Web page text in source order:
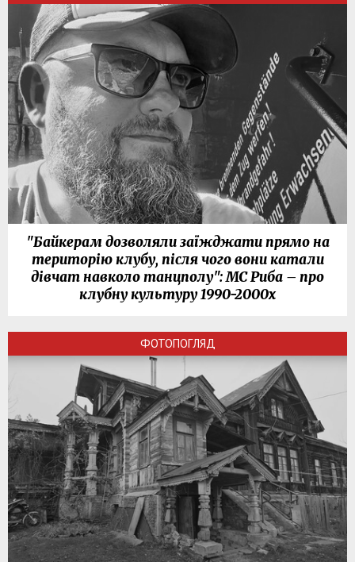
"Байкерам дозволяли заїжджати прямо на
територію клубу, після чого вони катали
дівчат навколо танцполу": МС Риба – про
клубну культуру 1990-2000х
ФОТОПОГЛЯД